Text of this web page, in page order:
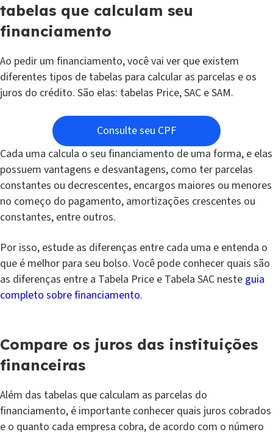
tabelas que calculam seu
financiamento
Ao pedir um financiamento, você vai ver que existem
diferentes tipos de tabelas para calcular as parcelas e os
juros do crédito. São elas: tabelas Price, SAC e SAM.
Consulte seu CPF
Cada uma calcula o seu financiamento de uma forma, e elas
possuem vantagens e desvantagens, como ter parcelas
constantes ou decrescentes, encargos maiores ou menores
no começo do pagamento, amortizações crescentes ou
constantes, entre outros.
Por isso, estude as diferenças entre cada uma e entenda o
que é melhor para seu bolso. Você pode conhecer quais são
as diferenças entre a Tabela Price e Tabela SAC neste guia
completo sobre financiamento.
Compare os juros das instituições
financeiras
Além das tabelas que calculam as parcelas do
financiamento, é importante conhecer quais juros cobrados
e o quanto cada empresa cobra, de acordo com o número